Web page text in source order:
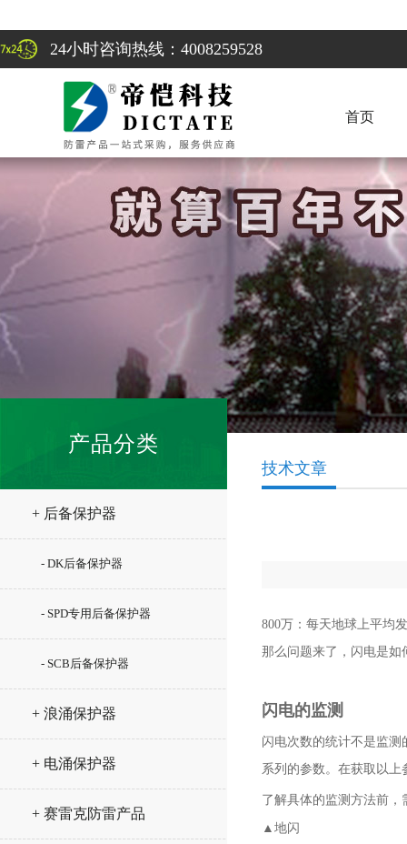
24小时咨询热线：4008259528
首页
产品分类
+ 后备保护器
- DK后备保护器
- SPD专用后备保护器
- SCB后备保护器
+ 浪涌保护器
+ 电涌保护器
+ 赛雷克防雷产品
技术文章
800万：每天地球上平均
那么问题来了，闪电是如
闪电的监测
闪电次数的统计不是监
系列的参数。在获取以
了解具体的监测方法前
▲地闪